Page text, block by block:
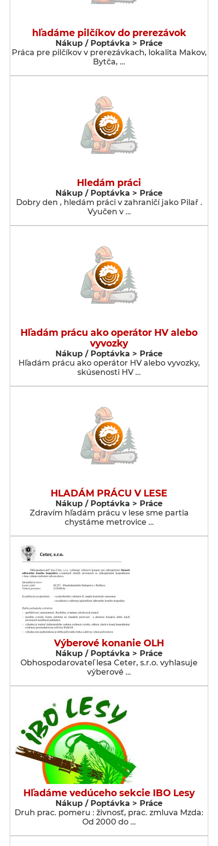
hľadáme pilčíkov do prerezávok
Nákup / Poptávka > Práce
Práca pre pilčíkov v prerezávkach, lokalita Makov,
Bytča, …
Hledám práci
Nákup / Poptávka > Práce
Dobry den , hledám práci v zahraničí jako Pilař .
Vyučen v …
Hľadám prácu ako operátor HV alebo
vyvozky
Nákup / Poptávka > Práce
Hľadám prácu ako operátor HV alebo vyvozky,
skúsenosti HV …
HLADÁM PRÁCU V LESE
Nákup / Poptávka > Práce
Zdravím hľadám prácu v lese sme partia
chystáme metrovice …
Výberové konanie OLH
Nákup / Poptávka > Práce
Obhospodarovateľ lesa Ceter, s.r.o. vyhlasuje
výberové …
Hľadáme vedúceho sekcie IBO Lesy
Nákup / Poptávka > Práce
Druh prac. pomeru : živnosť, prac. zmluva Mzda:
Od 2000 do …